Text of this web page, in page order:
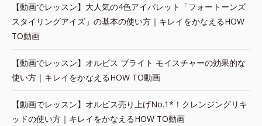
【動画でレッスン】大人気の4色アイパレット「フォートーンズ
スタイリングアイズ」の基本の使い方｜キレイをかなえるHOW
TO動画
【動画でレッスン】オルビス ブライト モイスチャーの効果的な
使い方｜キレイをかなえるHOW TO動画
【動画でレッスン】オルビス売り上げNo.1*！クレンジングリキ
ッドの使い方｜キレイをかなえるHOW TO動画